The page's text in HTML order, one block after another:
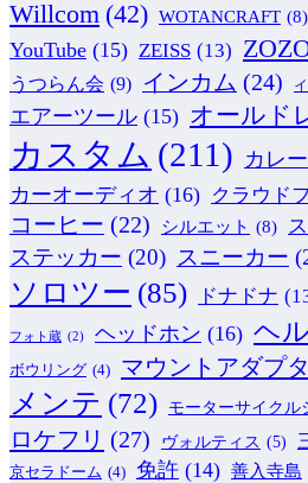
Willcom (42) WOTANCRAFT (8)
YouTube (15) ZEISS (13)
うつらん会 (9) インカム (24)
エアーツール (15) オールド
カスタム (211) カレー
カーオーディオ (16) クラウド
コーヒー (22) シルエット (8)
ステッカー (20) スニーカー
ソロツー (85) ドナドナ
フォト蔵 (2) ヘッドホン (16) ヘ
ボウリング (4) マウントアダプ
メンテ (72) モーターサイクル
ロケフリ (27) ヴォルティス (5)
京セラドーム (4) 免許 (14) 善入寺島